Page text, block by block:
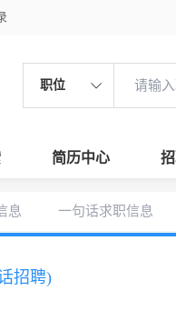
职位
简历中心
息 一句话求职信息
招聘)